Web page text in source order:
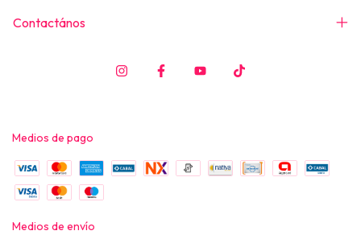
Contactános
Medios de pago
Medios de envío